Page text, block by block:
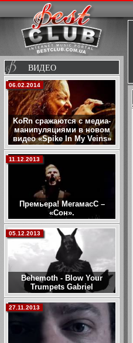
ВИДЕО
Wintergatan - Marble
Machine (music instrument
using 2000 marbles)
01.06.2017
Людовико Эйнауди на
Северном Ледовитом
океане в поддержку
защиты Арктики
14.09.2016
Группа Гапочка
представила клип на
песню «Монета»
09.09.2016
06.09.2016